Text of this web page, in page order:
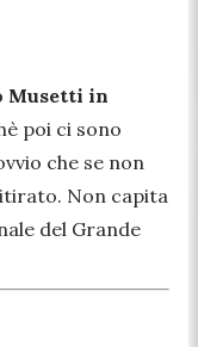
Musetti in
poi ci sono
che se non
Non capita
del Grande